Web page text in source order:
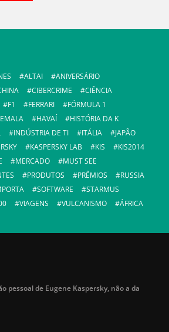
ALTAI
ANIVERSÁRIO
CIBERCRIME
CIÊNCIA
F1 FERRARI
FÓRMULA 1
HAVAÍ
HISTÓRIA DA K
INDÚSTRIA DE TI ITÁLIA
JAPÃO
KASPERSKY LAB KIS
KIS2014
MERCADO
MUST SEE
PRODUTOS PRÊMIOS
RUSSIA
SOFTWARE
STARMUS
VIAGENS VULCANISMO ÁFRICA
pessoal de Eugene Kaspersky, não a da